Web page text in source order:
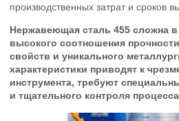
производственных затрат и сроков
Нержавеющая сталь 455 сложна в
высокого соотношения
свойств и уникального
характеристики приводят к
инструмента, требуют
и тщательного контроля